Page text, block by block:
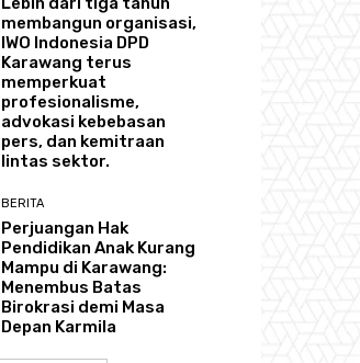
membangun organisasi,
IWO Indonesia DPD
Karawang terus
memperkuat
profesionalisme,
advokasi kebebasan
pers, dan kemitraan
lintas sektor.
BERITA
Perjuangan Hak
Pendidikan Anak Kurang
Mampu di Karawang:
Menembus Batas
Birokrasi demi Masa
Depan Karmila